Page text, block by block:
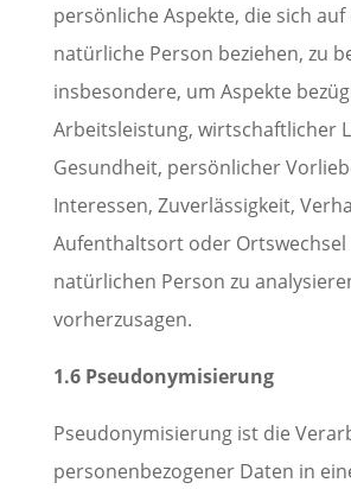
persönliche Aspekte, die sich auf
natürliche Person beziehen, zu
insbesondere, um Aspekte
Arbeitsleistung, wirtschaftlicher
Gesundheit, persönlicher
Interessen, Zuverlässigkeit,
Aufenthaltsort oder Ortswechsel
natürlichen Person zu
vorherzusagen.
1.6 Pseudonymisierung
Pseudonymisierung ist die
personenbezogener Daten in